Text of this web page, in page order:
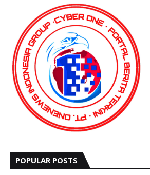
POPULAR POSTS